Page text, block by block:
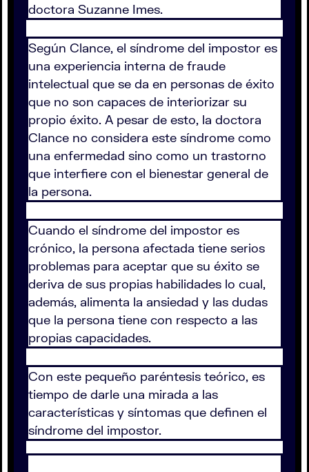
doctora Suzanne Imes.
Según Clance, el síndrome del impostor es
una experiencia interna de fraude
intelectual que se da en personas de éxito
que no son capaces de interiorizar su
propio éxito. A pesar de esto, la doctora
Clance no considera este síndrome como
una enfermedad sino como un trastorno
que interfiere con el bienestar general de
la persona.
Cuando el síndrome del impostor es
crónico, la persona afectada tiene serios
problemas para aceptar que su éxito se
deriva de sus propias habilidades lo cual,
además, alimenta la ansiedad y las dudas
que la persona tiene con respecto a las
propias capacidades.
Con este pequeño paréntesis teórico, es
tiempo de darle una mirada a las
características y síntomas que definen el
síndrome del impostor.